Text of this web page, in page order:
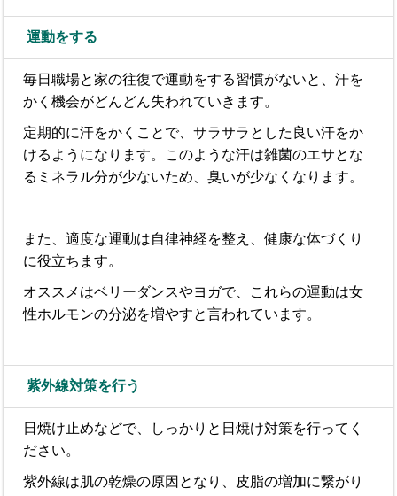
運動をする
毎日職場と家の往復で運動をする習慣がないと、汗を
かく機会がどんどん失われていきます。
定期的に汗をかくことで、サラサラとした良い汗をか
けるようになります。このような汗は雑菌のエサとな
るミネラル分が少ないため、臭いが少なくなります。
また、適度な運動は自律神経を整え、健康な体づくり
に役立ちます。
オススメはベリーダンスやヨガで、これらの運動は女
性ホルモンの分泌を増やすと言われています。
紫外線対策を行う
日焼け止めなどで、しっかりと日焼け対策を行ってく
ださい。
紫外線は肌の乾燥の原因となり、皮脂の増加に繋がり